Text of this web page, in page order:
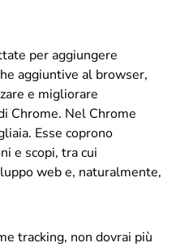
per aggiungere
aggiuntive al browser,
e migliorare
Chrome. Nel Chrome
Esse coprono
e scopi, tra cui
web e, naturalmente,
tracking, non dovrai più